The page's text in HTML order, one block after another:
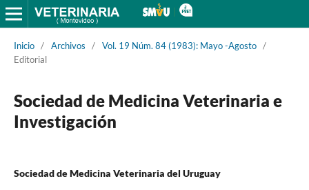
Inicio / Archivos / Vol. 19 Núm. 84 (1983): Mayo -Agosto /
Editorial
Sociedad de Medicina Veterinaria e
Investigación
Sociedad de Medicina Veterinaria del Uruguay